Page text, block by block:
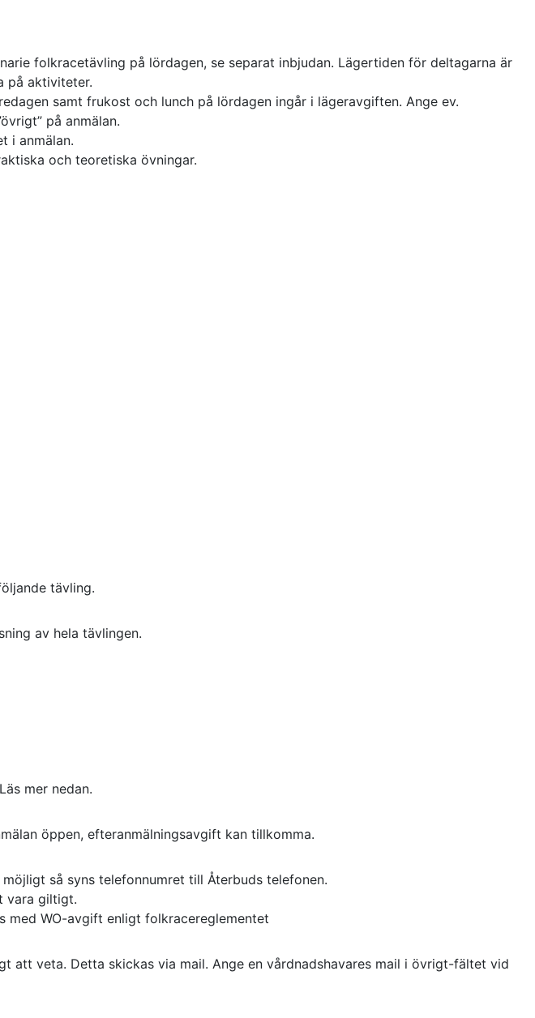
folkracetävling på lördagen, se separat inbjudan. Lägertiden för deltagarna är
på aktiviteter.
samt frukost och lunch på lördagen ingår i lägeravgiften. Ange ev.
på anmälan.
i anmälan.
och teoretiska övningar.
tävling.
av hela tävlingen.
mer nedan.
öppen, efteranmälningsavgift kan tillkomma.
så syns telefonnumret till Återbuds telefonen.
vara giltigt.
med WO-avgift enligt folkracereglementet
att veta. Detta skickas via mail. Ange en vårdnadshavares mail i övrigt-fältet vid